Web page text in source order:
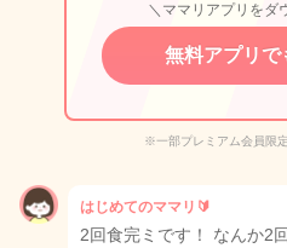
＼ママリアプリをダ
無料アプリで
※一部プレミアム会員限
はじめてのママリ🔰
2回食完ミです！ なんか2